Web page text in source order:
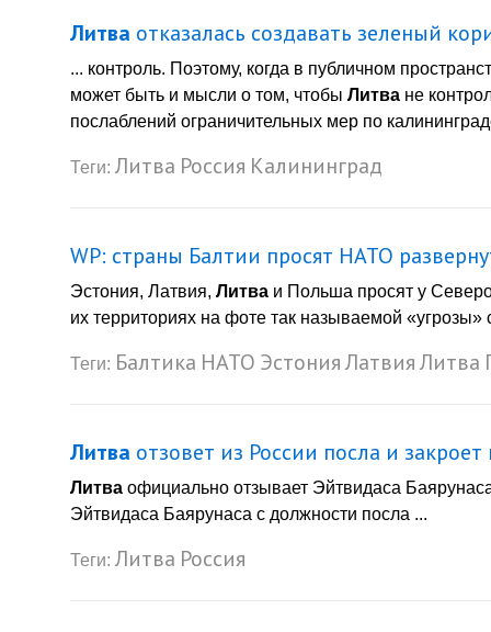
Литва отказалась создавать зеленый
... контроль. Поэтому, когда в публичном
может быть и мысли о том, чтобы Литва не
послаблений ограничительных мер по
Теги: Литва Россия Калининград
WP: страны Балтии просят НАТО
Эстония, Латвия, Литва и Польша просят у
их территориях на фоте так называемой «угрозы»
Теги: Балтика НАТО ЭстонияЛатвияЛитва
Литва отзовет из России посла и закроет
Литва официально отзывает Эйтвидаса
Эйтвидаса Баярунаса с должности посла ...
Теги: Литва Россия